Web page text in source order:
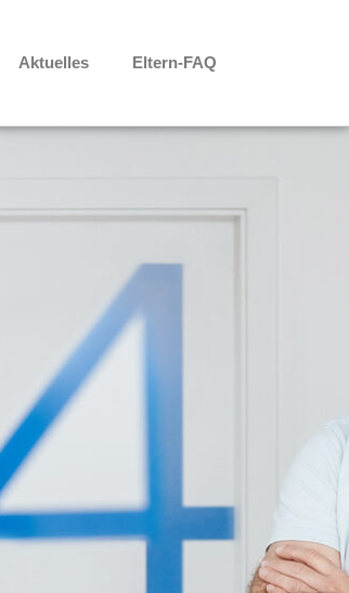
Aktuelles Eltern-FAQ